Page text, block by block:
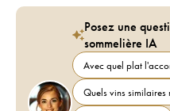
Posez une
sommelière IA
Avec quel plat
Quels vins similaires